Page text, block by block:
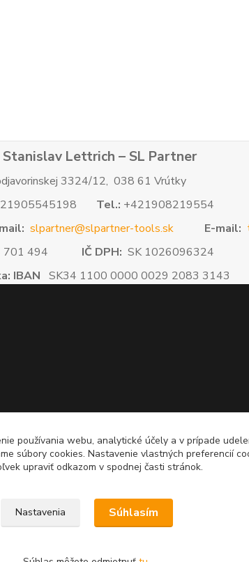
Stanislav Lettrich – SL Partner
3324/12, 038 61 Vrútky
Tel.: +421908219554
slpartner@slpartner-tools.sk E-mail:
701 494 IČ DPH: SK 1026096324
IBAN SK34 1100 0000 0029 2083 3143
používania webu, analytické účely a v prípade
súbory cookies. Nastavenie vlastných preferencií
upraviť odkazom v spodnej časti stránok.
Nastavenia Súhlasím